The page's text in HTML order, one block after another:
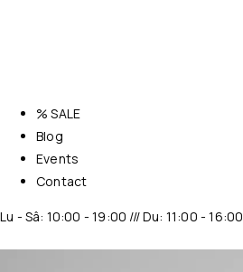
% SALE
Blog
Events
Contact
Lu - Sâ: 10:00 - 19:00 /// Du: 11:00 - 16:00